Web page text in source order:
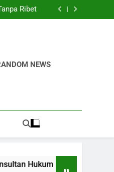
Ribet
Total
Ribet
Bisnis
AkuratNEWS
Hukum Ketenagakerjaan